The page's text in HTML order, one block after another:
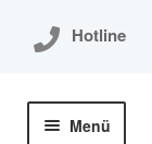
Hotline
Menü